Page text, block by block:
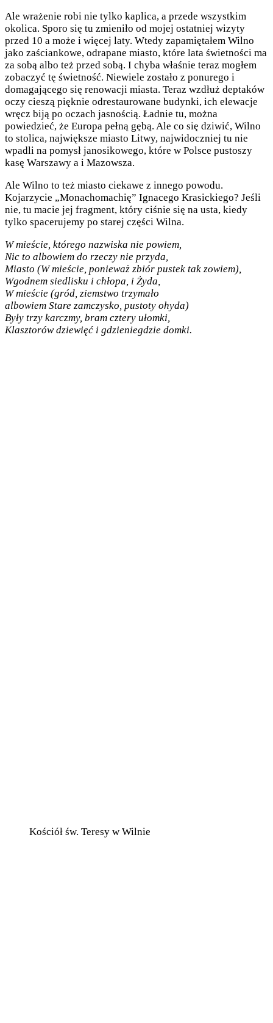
Ale wrażenie robi nie tylko kaplica, a przede wszystkim
okolica. Sporo się tu zmieniło od mojej ostatniej wizyty
przed 10 a może i więcej laty. Wtedy zapamiętałem Wilno
jako zaściankowe, odrapane miasto, które lata świetności ma
za sobą albo też przed sobą. I chyba właśnie teraz mogłem
zobaczyć tę świetność. Niewiele zostało z ponurego i
domagającego się renowacji miasta. Teraz wzdłuż deptaków
oczy cieszą pięknie odrestaurowane budynki, ich elewacje
wręcz biją po oczach jasnością. Ładnie tu, można
powiedzieć, że Europa pełną gębą. Ale co się dziwić, Wilno
to stolica, największe miasto Litwy, najwidoczniej tu nie
wpadli na pomysł janosikowego, które w Polsce pustoszy
kasę Warszawy a i Mazowsza.
Ale Wilno to też miasto ciekawe z innego powodu.
Kojarzycie „Monachomachię” Ignacego Krasickiego? Jeśli
nie, tu macie jej fragment, który ciśnie się na usta, kiedy
tylko spacerujemy po starej części Wilna.
W mieście, którego nazwiska nie powiem,
Nic to albowiem do rzeczy nie przyda,
Miasto (W mieście, ponieważ zbiór pustek tak zowiem),
Wgodnem siedlisku i chłopa, i Żyda,
W mieście (gród, ziemstwo trzymało
albowiem Stare zamczysko, pustoty ohyda)
Były trzy karczmy, bram cztery ułomki,
Klasztorów dziewięć i gdzieniegdzie domki.
Kościół św. Teresy w Wilnie